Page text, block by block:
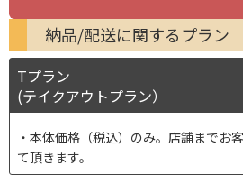
納品/配送に関するプラン
Tプラン
(テイクアウトプラン）
本体価格（税込）のみ。店舗までお
て頂きます。